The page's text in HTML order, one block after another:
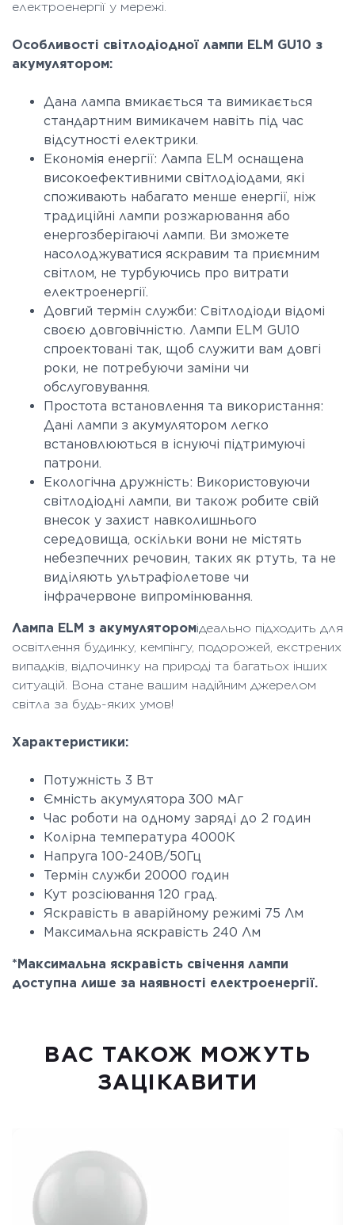
електроенергії у мережі.
Особливості світлодіодної лампи ELM GU10 з
акумулятором:
Дана лампа вмикається та вимикається
стандартним вимикачем навіть під час
відсутності електрики.
Економія енергії: Лампа ELM оснащена
високоефективними світлодіодами, які
споживають набагато менше енергії, ніж
традиційні лампи розжарювання або
енергозберігаючі лампи. Ви зможете
насолоджуватися яскравим та приємним
світлом, не турбуючись про витрати
електроенергії.
Довгий термін служби: Світлодіоди відомі
своєю довговічністю. Лампи ELM GU10
спроектовані так, щоб служити вам довгі
роки, не потребуючи заміни чи
обслуговування.
Простота встановлення та використання:
Дані лампи з акумулятором легко
встановлюються в існуючі підтримуючі
патрони.
Екологічна дружність: Використовуючи
світлодіодні лампи, ви також робите свій
внесок у захист навколишнього
середовища, оскільки вони не містять
небезпечних речовин, таких як ртуть, та не
виділяють ультрафіолетове чи
інфрачервоне випромінювання.
Лампа ELM з акумуляторомідеально підходить для
освітлення будинку, кемпінгу, подорожей, екстрених
випадків, відпочинку на природі та багатьох інших
ситуацій. Вона стане вашим надійним джерелом
світла за будь-яких умов!
Характеристики:
Потужність 3 Вт
Ємність акумулятора 300 мАг
Час роботи на одному заряді до 2 годин
Колірна температура 4000К
Напруга 100-240В/50Гц
Термін служби 20000 годин
Кут розсіювання 120 град.
Яскравість в аварійному режимі 75 Лм
Максимальна яскравість 240 Лм
*Максимальна яскравість свічення лампи
доступна лише за наявності електроенергії.
ВАC ТАКОЖ МОЖУТЬ
ЗАЦІКАВИТИ